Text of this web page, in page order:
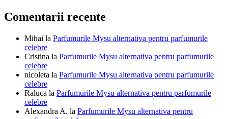
Comentarii recente
Mihai la Parfumurile Mysu alternativa pentru parfumurile
celebre
Cristina la Parfumurile Mysu alternativa pentru parfumurile
celebre
nicoleta la Parfumurile Mysu alternativa pentru parfumurile
celebre
Raluca la Parfumurile Mysu alternativa pentru parfumurile
celebre
Alexandra A. la Parfumurile Mysu alternativa pentru